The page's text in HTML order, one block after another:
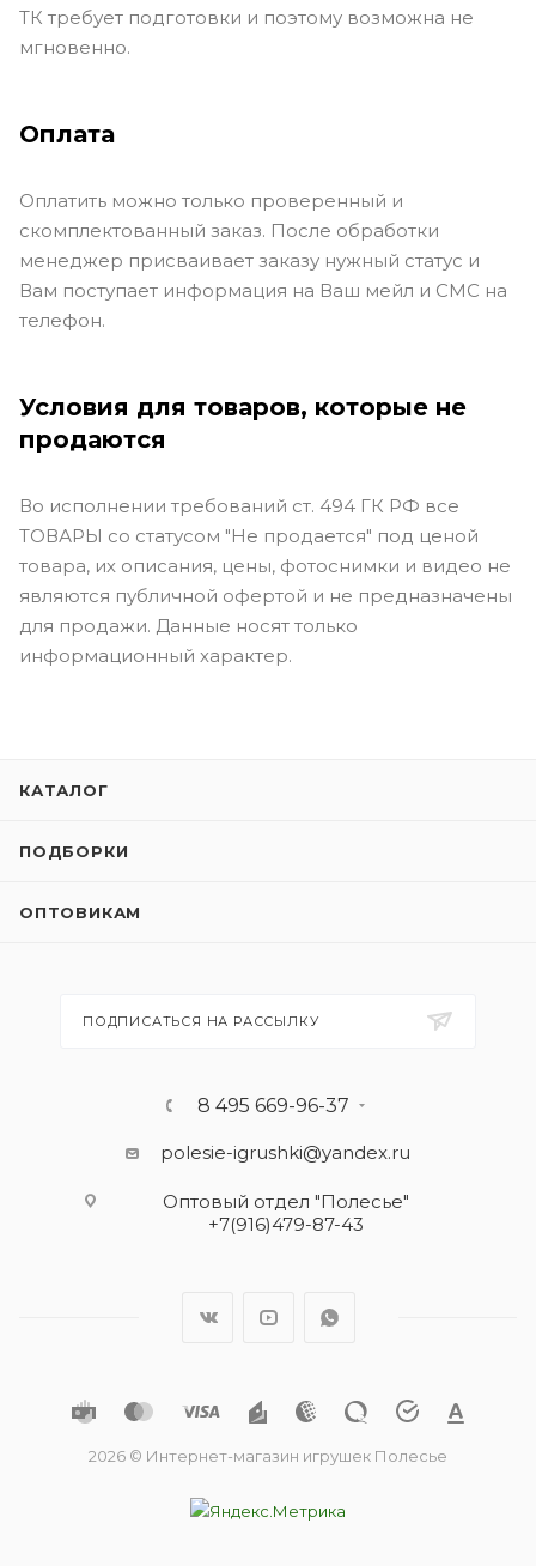
ТК требует подготовки и поэтому возможна не
мгновенно.
Оплата
Оплатить можно только проверенный и
скомплектованный заказ. После обработки
менеджер присваивает заказу нужный статус и
Вам поступает информация на Ваш мейл и СМС на
телефон.
Условия для товаров, которые не
продаются
Во исполнении требований ст. 494 ГК РФ все
ТОВАРЫ со статусом "Не продается" под ценой
товара, их описания, цены, фотоснимки и видео не
являются публичной офертой и не предназначены
для продажи. Данные носят только
информационный характер.
КАТАЛОГ
ПОДБОРКИ
ОПТОВИКАМ
ПОДПИСАТЬСЯ НА РАССЫЛКУ
8 495 669-96-37
polesie-igrushki@yandex.ru
Оптовый отдел "Полесье"
+7(916)479-87-43
2026 © Интернет-магазин игрушек Полесье